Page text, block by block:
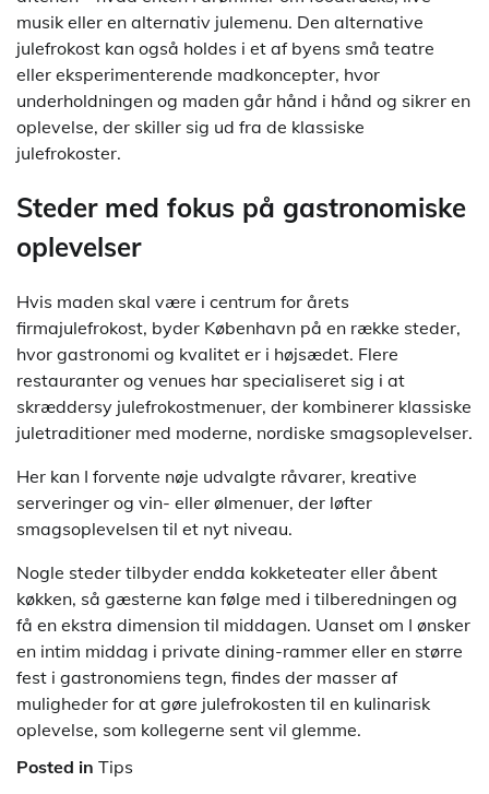
musik eller en alternativ julemenu. Den alternative
julefrokost kan også holdes i et af byens små teatre
eller eksperimenterende madkoncepter, hvor
underholdningen og maden går hånd i hånd og sikrer en
oplevelse, der skiller sig ud fra de klassiske
julefrokoster.
Steder med fokus på gastronomiske
oplevelser
Hvis maden skal være i centrum for årets
firmajulefrokost, byder København på en række steder,
hvor gastronomi og kvalitet er i højsædet. Flere
restauranter og venues har specialiseret sig i at
skræddersy julefrokostmenuer, der kombinerer klassiske
juletraditioner med moderne, nordiske smagsoplevelser.
Her kan I forvente nøje udvalgte råvarer, kreative
serveringer og vin- eller ølmenuer, der løfter
smagsoplevelsen til et nyt niveau.
Nogle steder tilbyder endda kokketeater eller åbent
køkken, så gæsterne kan følge med i tilberedningen og
få en ekstra dimension til middagen. Uanset om I ønsker
en intim middag i private dining-rammer eller en større
fest i gastronomiens tegn, findes der masser af
muligheder for at gøre julefrokosten til en kulinarisk
oplevelse, som kollegerne sent vil glemme.
Posted in Tips